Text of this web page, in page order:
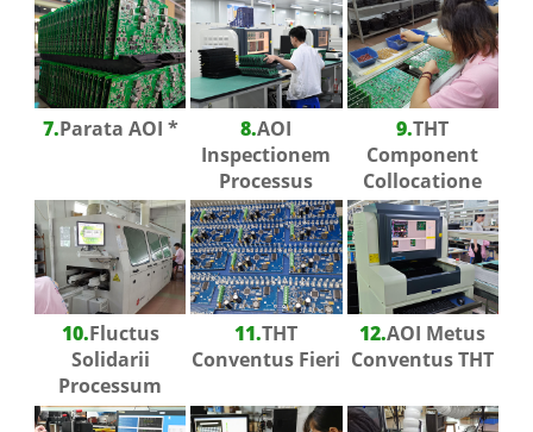
7.Parata AOI * 8.AOI
Inspectionem
Processus
9.THT
Component
Collocatione
10.Fluctus
Solidarii
Processum
11.THT
Conventus Fieri
12.AOI Metus
Conventus THT